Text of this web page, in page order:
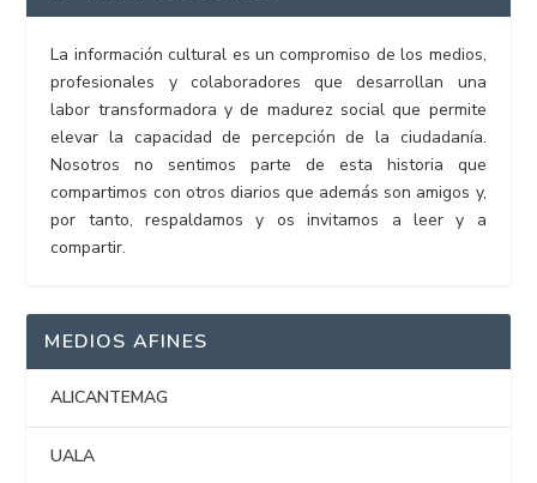
La información cultural es un compromiso de los medios,
profesionales y colaboradores que desarrollan una
labor transformadora y de madurez social que permite
elevar la capacidad de percepción de la ciudadanía.
Nosotros no sentimos parte de esta historia que
compartimos con otros diarios que además son amigos y,
por tanto, respaldamos y os invitamos a leer y a
compartir.
MEDIOS AFINES
ALICANTEMAG
UALA